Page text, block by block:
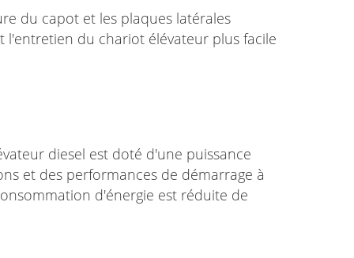
du capot et les plaques latérales
l'entretien du chariot élévateur plus facile
diesel est doté d'une puissance
et des performances de démarrage à
d'énergie est réduite de